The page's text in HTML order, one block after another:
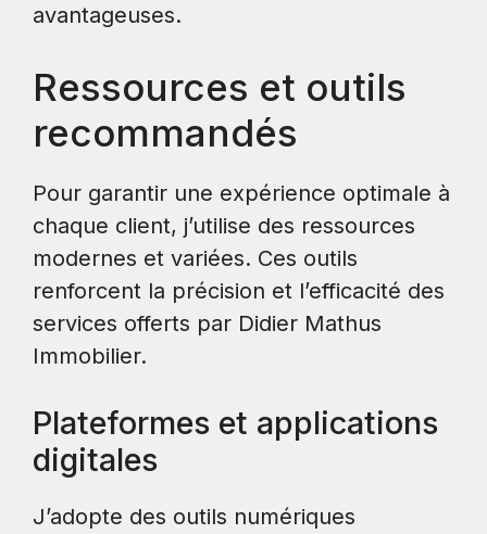
avantageuses.
Ressources et outils
recommandés
Pour garantir une expérience optimale à
chaque client, j’utilise des ressources
modernes et variées. Ces outils
renforcent la précision et l’efficacité des
services offerts par Didier Mathus
Immobilier.
Plateformes et applications
digitales
J’adopte des outils numériques